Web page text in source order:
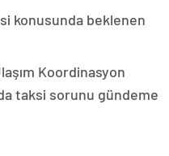
konusunda beklenen
Koordinasyon
taksi sorunu gündeme